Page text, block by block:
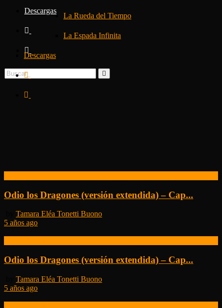
Descargas
Buscar
por_
La Rueda del Tiempo
La Espada Infinita
Descargas
Odio los Dragones (versión extendida) – Cap...
Tamara Eléa Tonetti Buono
5 años ago
Odio los Dragones (versión extendida) – Cap...
Tamara Eléa Tonetti Buono
5 años ago